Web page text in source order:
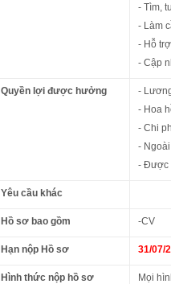
- Tìm,
- Làm
- Hỗ
- Cập
Quyền lợi được hưởng
-
- Hoa
- Chi
-
- Được
Yêu cầu khác
Hồ sơ bao gồm -CV
Hạn nộp Hồ sơ 31/07/
Hình thức nộp hồ sơ Mọi